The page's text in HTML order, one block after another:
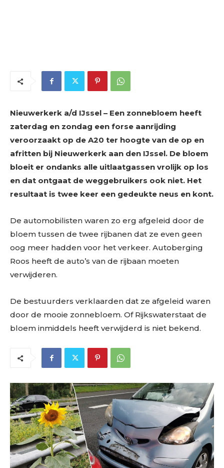
Nieuwerkerk a/d IJssel – Een zonnebloem heeft
zaterdag en zondag een forse aanrijding
veroorzaakt op de A20 ter hoogte van de op en
afritten bij Nieuwerkerk aan den IJssel. De bloem
bloeit er ondanks alle uitlaatgassen vrolijk op los
en dat ontgaat de weggebruikers ook niet. Het
resultaat is twee keer een gedeukte neus en kont.
De automobilisten waren zo erg afgeleid door de
bloem tussen de twee rijbanen dat ze even geen
oog meer hadden voor het verkeer. Autoberging
Roos heeft de auto’s van de rijbaan moeten
verwijderen.
De bestuurders verklaarden dat ze afgeleid waren
door de mooie zonnebloem. Of Rijkswaterstaat de
bloem inmiddels heeft verwijderd is niet bekend.